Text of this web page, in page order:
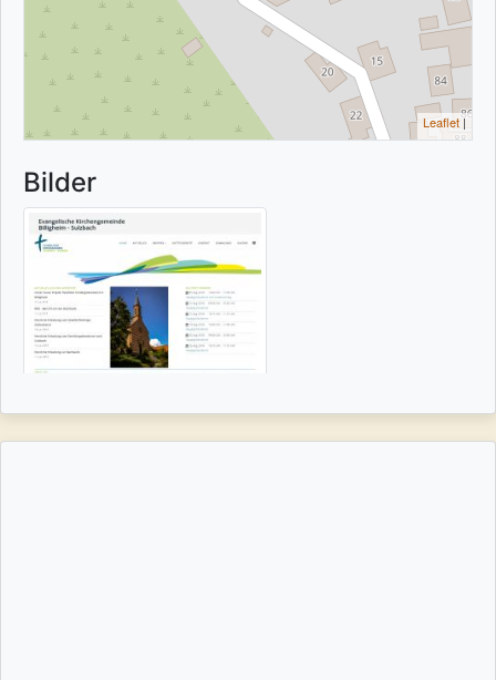
Leaflet|
Bilder